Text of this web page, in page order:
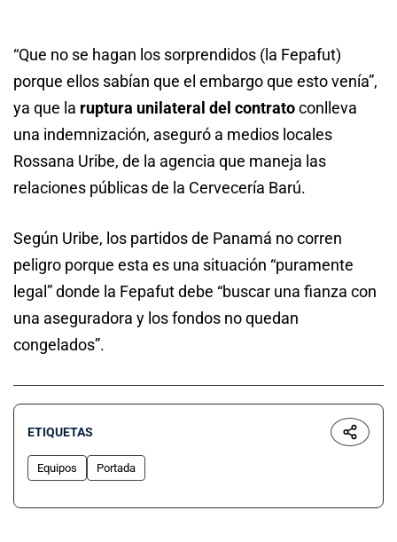
“Que no se hagan los sorprendidos (la Fepafut)
porque ellos sabían que el embargo que esto venía”,
ya que la ruptura unilateral del contratoconlleva
una indemnización, aseguró a medios locales
Rossana Uribe, de la agencia que maneja las
relaciones públicas de la Cervecería Barú.
Según Uribe, los partidos de Panamá no corren
peligro porque esta es una situación “puramente
legal” donde la Fepafut debe “buscar una fianza con
una aseguradora y los fondos no quedan
congelados”.
ETIQUETAS
Equipos Portada